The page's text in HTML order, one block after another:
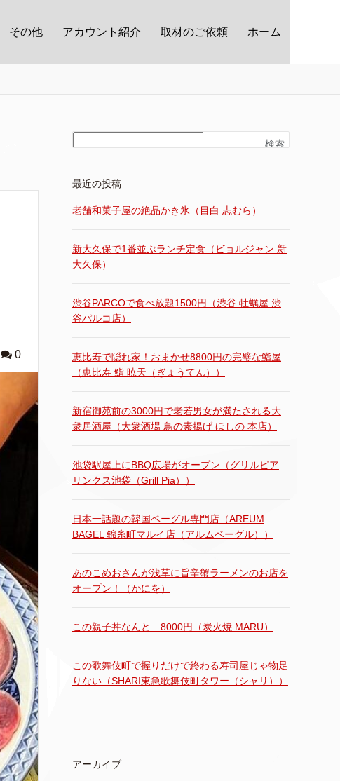
その他 アカウント紹介 取材のご依頼 ホーム
0
検索
最近の投稿
老舗和菓子屋の絶品かき氷（目白 志むら）
新大久保で1番並ぶランチ定食（ビョルジャン 新
大久保）
渋谷PARCOで食べ放題1500円（渋谷 牡蠣屋 渋
谷パルコ店）
恵比寿で隠れ家！おまかせ8800円の完璧な鮨屋
（恵比寿 鮨 暁天（ぎょうてん））
新宿御苑前の3000円で老若男女が満たされる大
衆居酒屋（大衆酒場 鳥の素揚げ ほしの 本店）
池袋駅屋上にBBQ広場がオープン（グリルピア
リンクス池袋（Grill Pia））
日本一話題の韓国ベーグル専門店（AREUM
BAGEL 錦糸町マルイ店（アルムベーグル））
あのこめおさんが浅草に旨辛蟹ラーメンのお店を
オープン！（かにを）
この親子丼なんと…8000円（炭火焼 MARU）
この歌舞伎町で握りだけで終わる寿司屋じゃ物足
りない（SHARI東急歌舞伎町タワー（シャリ））
アーカイブ